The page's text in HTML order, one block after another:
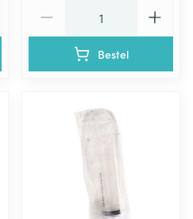
Bestel